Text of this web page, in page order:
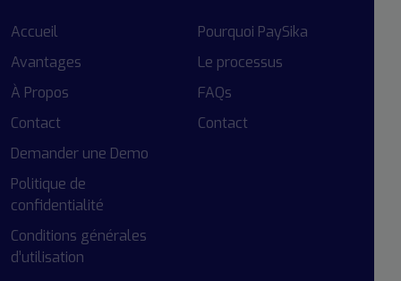
Accueil
Avantages
À Propos
Contact
Demander une Demo
Politique de
confidentialité
Conditions générales
d’utilisation
Pourquoi PaySika
Le processus
FAQs
Contact